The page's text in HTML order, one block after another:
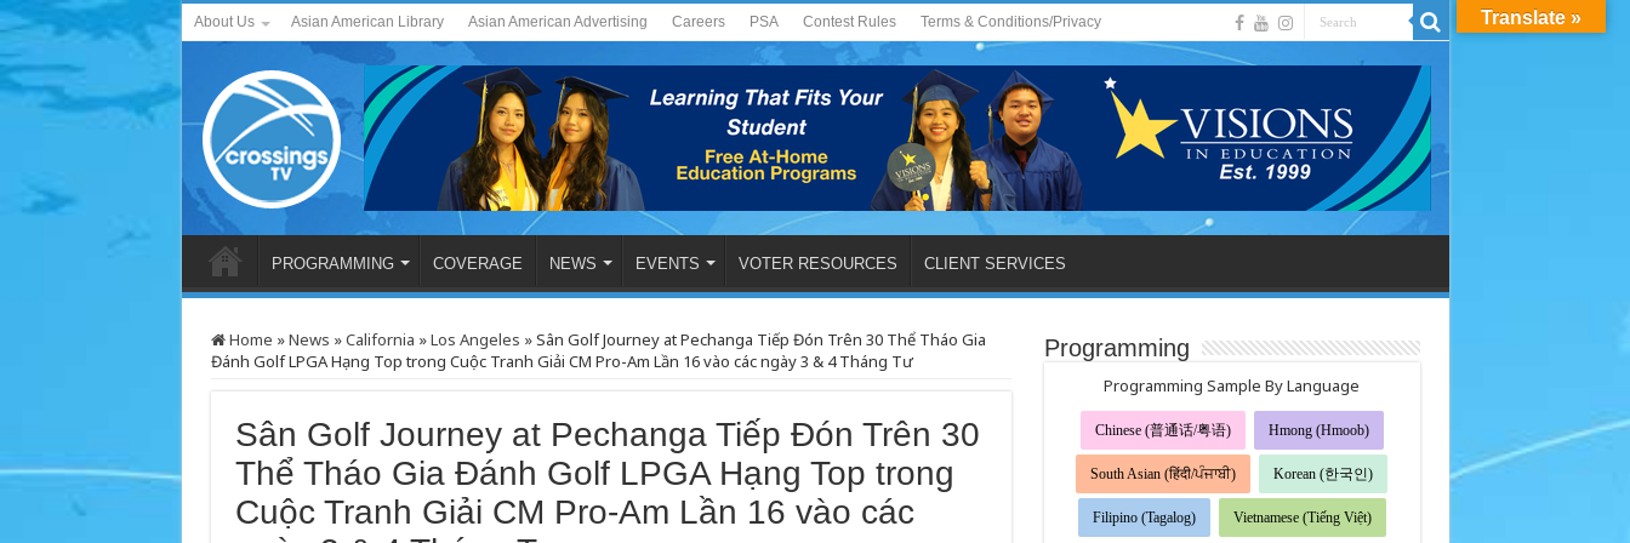
About Us Asian American Library Asian American Advertising Careers PSA Contest Rules Terms & Conditions/Privacy
PROGRAMMING COVERAGE NEWS EVENTS VOTER RESOURCES CLIENT SERVICES
Home »News »California »Los Angeles »Sân Golf Journey at Pechanga Tiếp Đón Trên 30 Thể Tháo Gia
Đánh Golf LPGA Hạng Top trong Cuộc Tranh Giải CM Pro-Am Lần 16 vào các ngày 3 & 4 Tháng Tư
Sân Golf Journey at Pechanga Tiếp Đón Trên 30
Thể Tháo Gia Đánh Golf LPGA Hạng Top trong
Cuộc Tranh Giải CM Pro-Am Lần 16 vào các
Programming
Programming Sample By Language
Chinese (普通话/粤语) Hmong (Hmoob)
South Asian (हिंदी/ਪੰਜਾਬੀ) Korean (한국인)
Filipino (Tagalog) Vietnamese (Tiếng Việt)
Translate »